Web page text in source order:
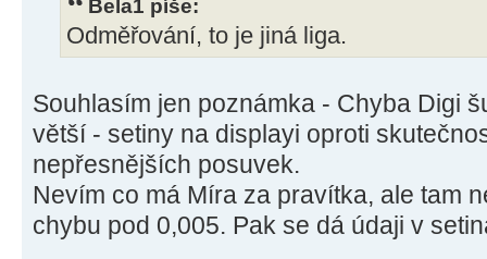
Bela1 píše:
Odměřování, to je jiná liga.
Souhlasím jen poznámka - Chyba Digi
větší - setiny na displayi oproti
nepřesnějších posuvek.
Nevím co má Míra za pravítka, ale tam
chybu pod 0,005. Pak se dá údaji v